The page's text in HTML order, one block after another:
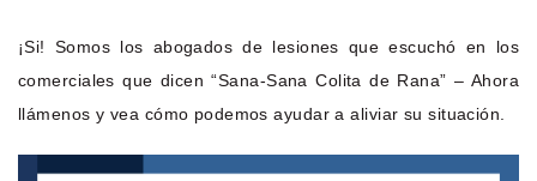
¡Si! Somos los abogados de lesiones que escuchó en los
comerciales que dicen “Sana-Sana Colita de Rana” – Ahora
llámenos y vea cómo podemos ayudar a aliviar su situación.